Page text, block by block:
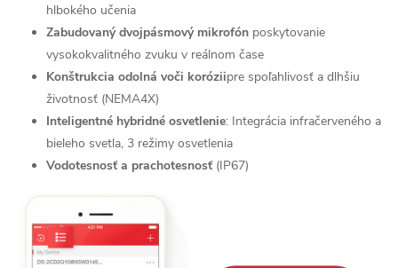
hlbokého učenia
Zabudovaný dvojpásmový mikrofón poskytovanie
vysokokvalitného zvuku v reálnom čase
Konštrukcia odolná voči koróziipre spoľahlivosť a dlhšiu
životnosť (NEMA4X)
Inteligentné hybridné osvetlenie: Integrácia infračerveného a
bieleho svetla, 3 režimy osvetlenia
Vodotesnosť a prachotesnosť (IP67)